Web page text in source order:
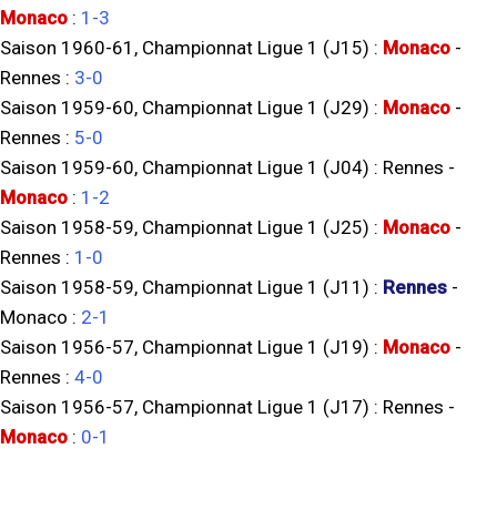
Monaco : 1-3
Saison 1960-61, Championnat Ligue 1 (J15) : Monaco -
Rennes : 3-0
Saison 1959-60, Championnat Ligue 1 (J29) : Monaco -
Rennes : 5-0
Saison 1959-60, Championnat Ligue 1 (J04) : Rennes -
Monaco : 1-2
Saison 1958-59, Championnat Ligue 1 (J25) : Monaco -
Rennes : 1-0
Saison 1958-59, Championnat Ligue 1 (J11) : Rennes -
Monaco : 2-1
Saison 1956-57, Championnat Ligue 1 (J19) : Monaco -
Rennes : 4-0
Saison 1956-57, Championnat Ligue 1 (J17) : Rennes -
Monaco : 0-1